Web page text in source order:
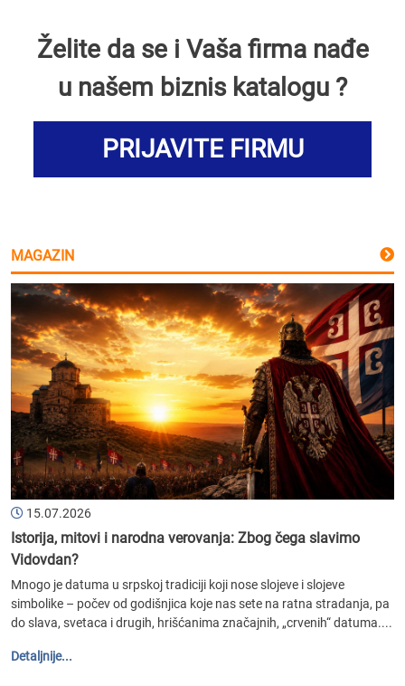
Želite da se i Vaša firma nađe
u našem biznis katalogu ?
PRIJAVITE FIRMU
MAGAZIN
15.07.2026
Istorija, mitovi i narodna verovanja: Zbog čega slavimo
Vidovdan?
Mnogo je datuma u srpskoj tradiciji koji nose slojeve i slojeve
simbolike – počev od godišnjica koje nas sete na ratna stradanja, pa
do slava, svetaca i drugih, hrišćanima značajnih, „crvenih“ datuma....
Detaljnije...